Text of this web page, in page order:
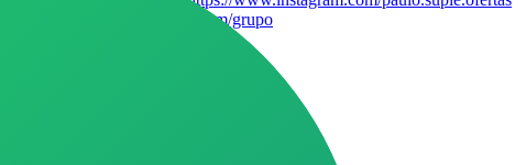
https://paulosupleofertas.com/grupo